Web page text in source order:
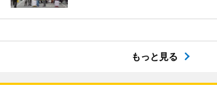
もっと見る